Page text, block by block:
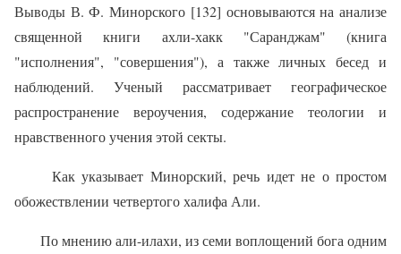
Выводы В. Ф. Минорского [132] основываются на анализе
священ­ной книги ахли-хакк "Саранджам" (книга
"исполнения", "совершения"), а также личных бесед и
наблюдений. Ученый рассматривает географи­ческое
распространение вероучения, содержание теологии и
нравствен­ного учения этой секты.
Как указывает Минорский, речь идет не о простом
обожествлении четвертого халифа Али.
По мнению али-илахи, из семи воплощений бога одним